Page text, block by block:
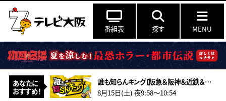
番組表 探す MENU
あなたに
おすすめ！
誰も知らんキング【阪急＆阪神＆近鉄＆南海＆メトロ…鉄道ミステリー2026夏】
8月15日(土) 夜9:58〜10:54